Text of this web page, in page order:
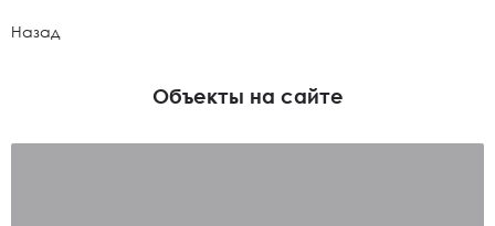
Назад
Объекты на сайте